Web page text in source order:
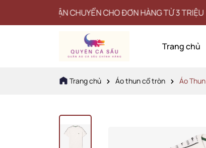
VẬN CHUYỂN CHO ĐƠN HÀNG TỪ 3 TRIỆU
Trang chủ
Trang chủ Áo thun cổ tròn Áo